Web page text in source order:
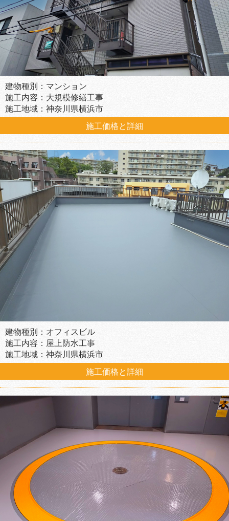
建物種別：マンション
施工内容：大規模修繕工事
施工地域：神奈川県横浜市
施工価格と詳細
建物種別：オフィスビル
施工内容：屋上防水工事
施工地域：神奈川県横浜市
施工価格と詳細